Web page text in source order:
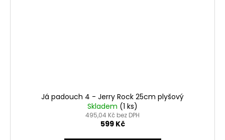
Já padouch 4 - Jerry Rock 25cm plyšový
Skladem (1 ks)
495,04 Kč bez DPH
599 Kč